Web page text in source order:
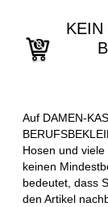
KEIN
Auf DAMEN-
Hosen und
keinen
bedeutet, dass
den Artikel